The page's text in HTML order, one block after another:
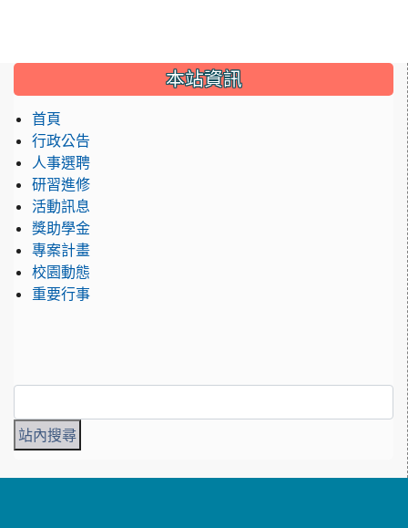
本站資訊
首頁
行政公告
人事選聘
研習進修
活動訊息
獎助學金
專案計畫
校園動態
重要行事